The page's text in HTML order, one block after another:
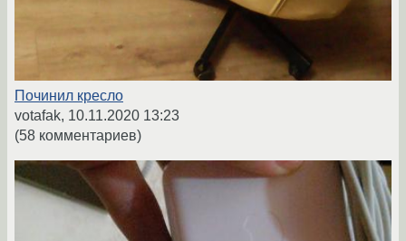
Починил кресло
votafak, 10.11.2020 13:23
(58 комментариев)